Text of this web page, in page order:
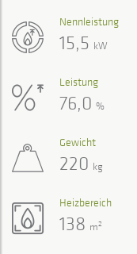
Nennleistung
15,5 kW
Leistung
76,0 %
Heizbereich
138 m2
Gewicht
220 kg